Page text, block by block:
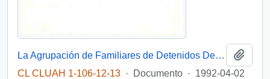
La Agrupación de Familiares de Detenidos Desaparecidos reitera su preocupación en relación al retraso en la creación de la Corporación Nacional de Reparación y Reconciliación
CL CLUAH 1-106-12-13 · Documento · 1992-04-02